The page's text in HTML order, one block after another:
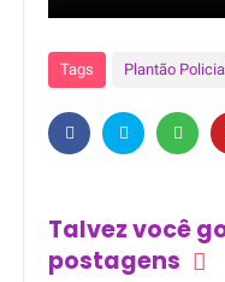
Tags Plantão
Talvez você
postagens